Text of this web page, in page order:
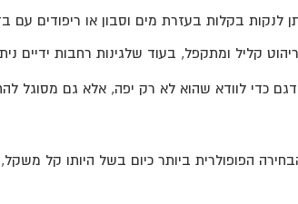
לנקות בקלות בעזרת מים וסבון או ריפודים עם
קליל ומתקפל, בעוד שלגינות רחבות ידיים
כדי לוודא שהוא לא רק יפה, אלא גם
הבחירה הפופולרית ביותר כיום בשל היותו קל